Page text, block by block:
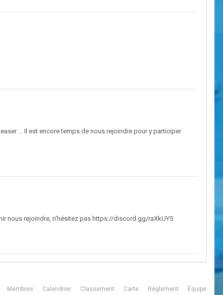
... Il est encore temps de nous rejoindre pour y participer
nous rejoindre, n'hésitez pas https://discord.gg/raXkUY5
Membres Calendrier Classement Carte Règlement Équipe